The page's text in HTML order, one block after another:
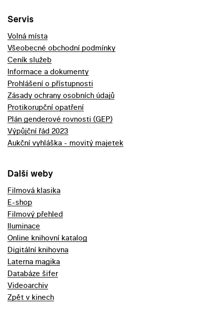
Servis
Volná místa
Všeobecné obchodní podmínky
Ceník služeb
Informace a dokumenty
Prohlášení o přístupnosti
Zásady ochrany osobních údajů
Protikorupční opatření
Plán genderové rovnosti (GEP)
Výpůjční řád 2023
Aukční vyhláška - movitý majetek
Další weby
Filmová klasika
E-shop
Filmový přehled
Iluminace
Online knihovní katalog
Digitální knihovna
Laterna magika
Databáze šifer
Videoarchiv
Zpět v kinech